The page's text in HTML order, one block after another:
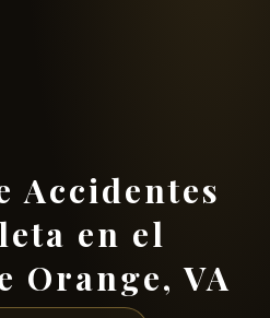
Accidentes
en el
Orange, VA